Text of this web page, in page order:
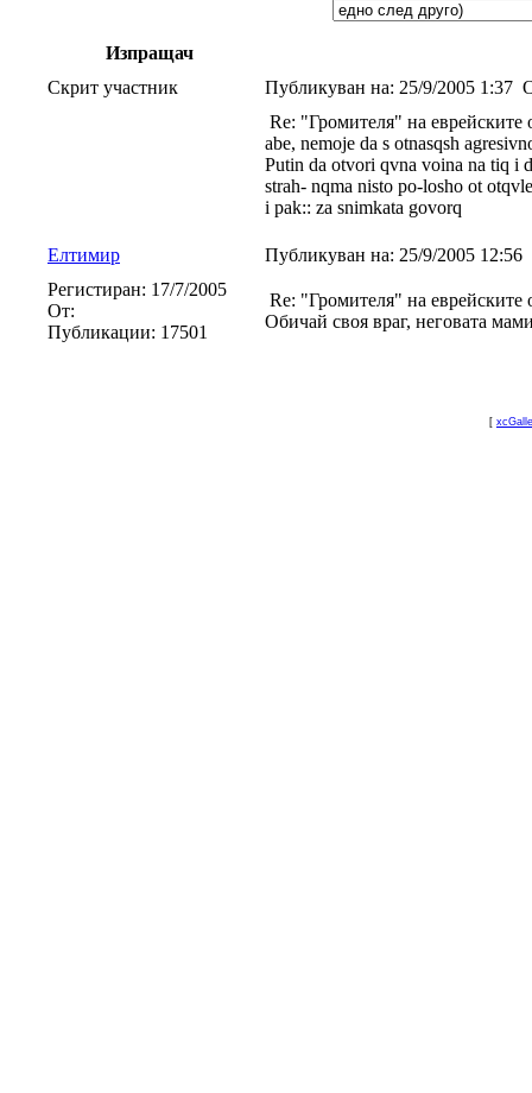
Изпращач
Скрит участник
Публикуван на: 25/9/2005 1:37
Re: "Громителя" на еврейските
abe, nemoje da s otnasqsh
Putin da otvori qvna voina na tiq i
strah- nqma nisto po-losho ot
i pak:: za snimkata govorq
Eлтимир Публикуван на: 25/9/2005 12:56
Регистиран: 17/7/2005
От:
Публикации: 17501
Re: "Громителя" на еврейските
Обичай своя враг, неговата
[